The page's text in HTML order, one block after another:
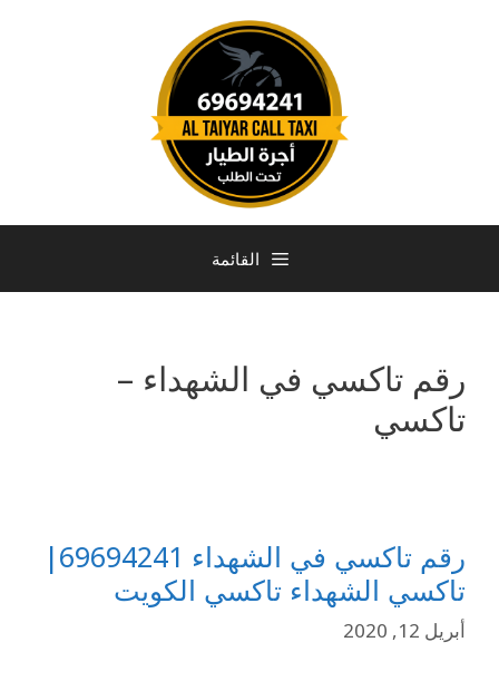
القائمة
رقم تاكسي في الشهداء –
تاكسي
رقم تاكسي في الشهداء 69694241|
تاكسي الشهداء تاكسي الكويت
أبريل 12, 2020